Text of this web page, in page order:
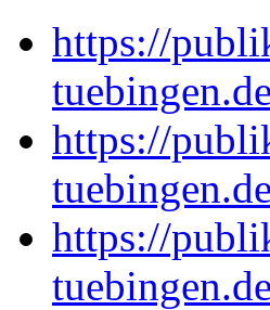
https://
https://
https://